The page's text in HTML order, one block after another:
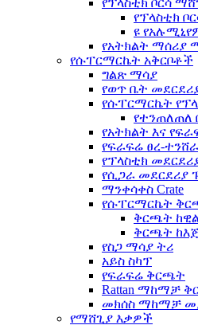
የፕላስቲክ ቦርሳ
የፕላስቲክ
ዩ
የአትክልት ማሰሪያ
የሱፐርማርኬት አቅርቦቶች
ግልጽ ማሳያ
የወጥ ቤት
የሱፐርማርኬት
የተንጠለጠለ
የአትክልት እና
የፍራፍሬ ፀረ-
የፕላስቲክ
የሲጋራ መደርደሪያ
ማንቀሳቀስ Crate
የሱፐርማርኬት
ቅርጫት
ቅርጫት
የስጋ ማሳያ ትሪ
አይስ ስካፕ
የፍራፍሬ ቅርጫት
Rattan ማከማቻ
መክሰስ ማከማቻ
የማሸጊያ እቃዎች